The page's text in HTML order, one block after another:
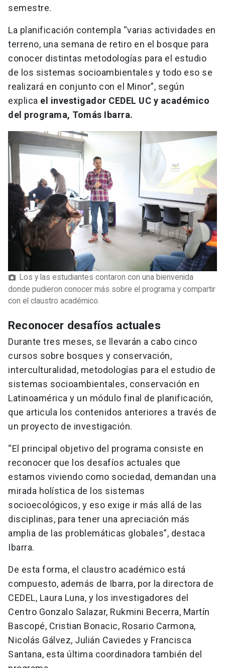
semestre.
La planificación contempla “varias actividades en
terreno, una semana de retiro en el bosque para
conocer distintas metodologías para el estudio
de los sistemas socioambientales y todo eso se
realizará en conjunto con el Minor”, según
explica el investigador CEDEL UC y académico
del programa, Tomás Ibarra.
Los y las estudiantes contaron con una bienvenida
donde pudieron conocer más sobre el programa y compartir
con el claustro académico.
Reconocer desafíos actuales
Durante tres meses, se llevarán a cabo cinco
cursos sobre bosques y conservación,
interculturalidad, metodologías para el estudio de
sistemas socioambientales, conservación en
Latinoamérica y un módulo final de planificación,
que articula los contenidos anteriores a través de
un proyecto de investigación.
“El principal objetivo del programa consiste en
reconocer que los desafíos actuales que
estamos viviendo como sociedad, demandan una
mirada holística de los sistemas
socioecológicos, y eso exige ir más allá de las
disciplinas, para tener una apreciación más
amplia de las problemáticas globales”, destaca
Ibarra.
De esta forma, el claustro académico está
compuesto, además de Ibarra, por la directora de
CEDEL, Laura Luna, y los investigadores del
Centro Gonzalo Salazar, Rukmini Becerra, Martín
Bascopé, Cristian Bonacic, Rosario Carmona,
Nicolás Gálvez, Julián Caviedes y Francisca
Santana, esta última coordinadora también del